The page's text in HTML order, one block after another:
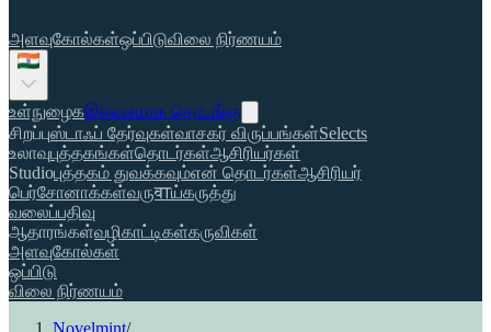
அளவுகோல்கள்ஒப்பிடுவிலை நிர்ணயம்
உள்நுழைகஇலவசமாக தொடங்கு
சிறப்புஸ்டாஃப் தேர்வுகள்வாசகர் விருப்பங்கள்Selects
உலாவுபுத்தகங்கள்தொடர்கள்ஆசிரியர்கள்
Studioபுத்தகம் துவக்கவும்என் தொடர்கள்ஆசிரியர்
பெர்சோனாக்கள்வருवाய்கருத்து
வலைப்பதிவு
ஆதாரங்கள்வழிகாட்டிகள்கருவிகள்
அளவுகோல்கள்
ஒப்பிடு
விலை நிர்ணயம்
Novelmint/